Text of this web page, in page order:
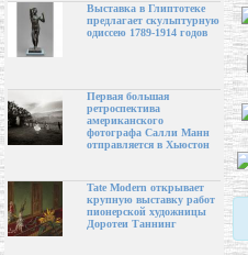
Выставка в Глиптотеке
предлагает скульптурную
одиссею 1789-1914 годов
Первая большая
ретроспектива
американского
фотографа Салли Манн
отправляется в Хьюстон
Tate Modern открывает
крупную выставку работ
пионерской художницы
Доротеи Таннинг